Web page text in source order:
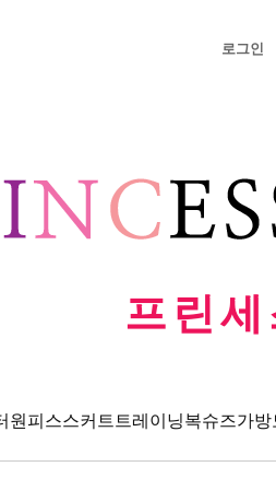
로그인
프린세
원피스스커트 트레이닝복슈즈가방